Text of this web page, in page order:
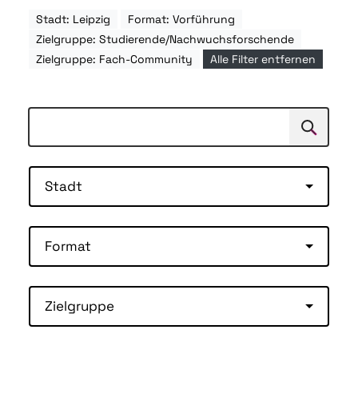
Stadt: Leipzig
Format: Vorführung
Zielgruppe: Studierende/Nachwuchsforschende
Zielgruppe: Fach-Community
Alle Filter entfernen
Suchen
Stadt
Format
Zielgruppe